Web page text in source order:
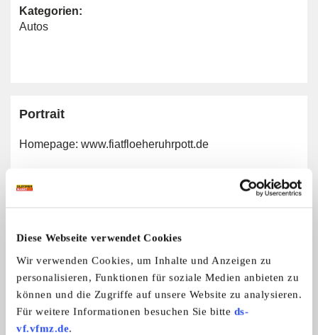
Diese Webseite verwendet Cookies
Wir verwenden Cookies, um Inhalte und Anzeigen zu
personalisieren, Funktionen für soziale Medien anbieten zu
können und die Zugriffe auf unsere Website zu analysieren.
Für weitere Informationen besuchen Sie bitte ds-
vf.vfmz.de.
Kategorien:
Autos
Portrait
Homepage: www.fiatfloeheruhrpott.de
Automarken:
Fiat Flöhe Ruhrpott e.V.